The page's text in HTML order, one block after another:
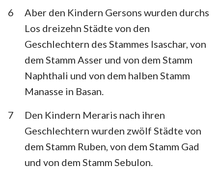
6
Aber den Kindern Gersons wurden durchs
Los dreizehn Städte von den
Geschlechtern des Stammes Isaschar, von
dem Stamm Asser und von dem Stamm
Naphthali und von dem halben Stamm
Manasse in Basan.
7
Den Kindern Meraris nach ihren
Geschlechtern wurden zwölf Städte von
dem Stamm Ruben, von dem Stamm Gad
und von dem Stamm Sebulon.